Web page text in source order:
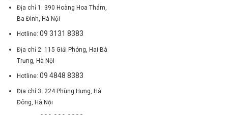
Địa chỉ 1: 390 Hoàng Hoa Thám,
Ba Đình, Hà Nội
Hotline: 09 3131 8383
Địa chỉ 2: 115 Giải Phóng, Hai Bà
Trưng, Hà Nội
Hotline: 09 4848 8383
Địa chỉ 3: 224 Phùng Hưng, Hà
Đông, Hà Nội